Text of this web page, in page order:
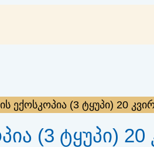
ექოსკოპია (3 ტყუპი) 20
(3 ტყუპი)